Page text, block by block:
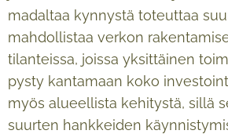
madaltaa kynnystä toteuttaa
mahdollistaa verkon
tilanteissa, joissa yksittäinen
pysty kantamaan koko
myös alueellista kehitystä, sillä
suurten hankkeiden